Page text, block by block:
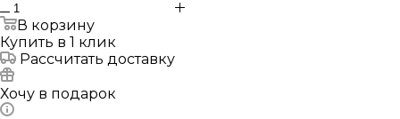
В корзину
Купить в 1 клик
Рассчитать доставку
Хочу в подарок